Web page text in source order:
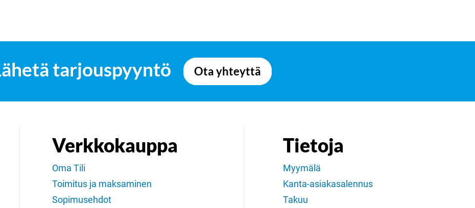
tarjouspyyntö Ota yhteyttä
Verkkokauppa
Oma Tili
Toimitus ja maksaminen
Sopimusehdot
Tietoja
Myymälä
Kanta-asiakasalennus
Takuu